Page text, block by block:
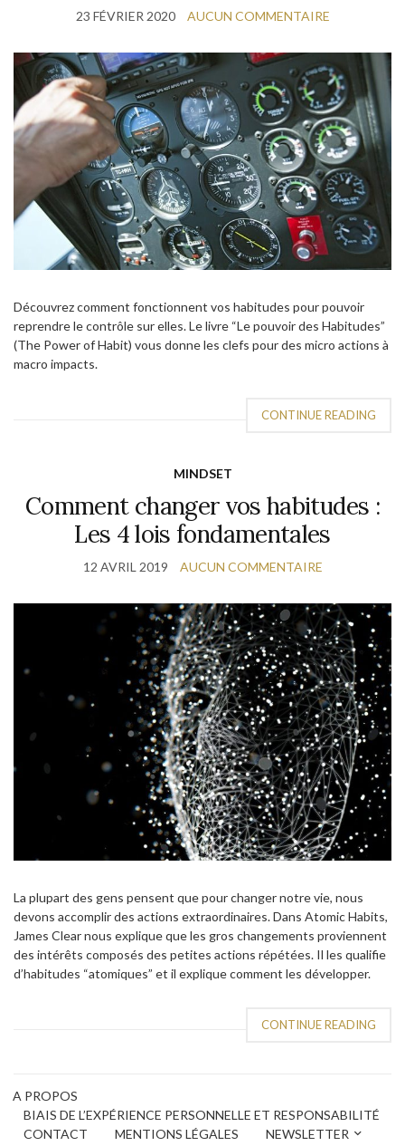
23 FÉVRIER 2020 AUCUN COMMENTAIRE
Découvrez comment fonctionnent vos habitudes pour pouvoir
reprendre le contrôle sur elles. Le livre “Le pouvoir des Habitudes”
(The Power of Habit) vous donne les clefs pour des micro actions à
macro impacts.
CONTINUE READING
MINDSET
Comment changer vos habitudes :
Les 4 lois fondamentales
12 AVRIL 2019 AUCUN COMMENTAIRE
La plupart des gens pensent que pour changer notre vie, nous
devons accomplir des actions extraordinaires. Dans Atomic Habits,
James Clear nous explique que les gros changements proviennent
des intérêts composés des petites actions répétées. Il les qualifie
d’habitudes “atomiques” et il explique comment les développer.
CONTINUE READING
A PROPOS
BIAIS DE L’EXPÉRIENCE PERSONNELLE ET RESPONSABILITÉ
CONTACT
MENTIONS LÉGALES
NEWSLETTER